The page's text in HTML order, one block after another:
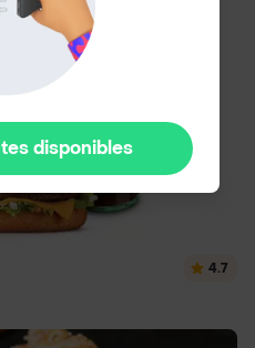
4.7
disponibles